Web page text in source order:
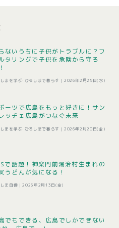
ないうちに子供がトラブルに？フ
タリングで子供を危険から守ろ
まを学ぶ･ひろしまで暮らす | 2026年2月25日(水)
ーツで広島をもっと好きに！サン
ッチェ広島がつなぐ未来
まを学ぶ･ひろしまで暮らす | 2026年2月20日(金)
で話題！神楽門前湯治村生まれの
うどんが気になる！
しま自慢 |2026年2月13日(金)
でもできる、広島でしかできない